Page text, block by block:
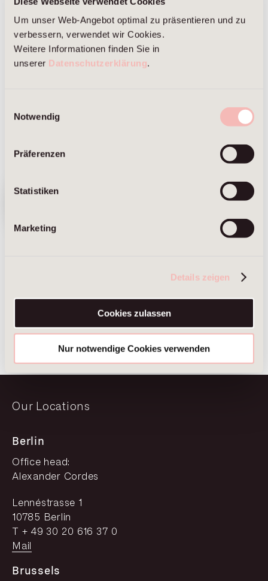
Um unser Web-Angebot optimal zu präsentieren und zu
verbessern, verwendet wir Cookies.
Weitere Informationen finden Sie in
unserer Datenschutzerklärung.
Notwendig
Präferenzen
Statistiken
Marketing
Details zeigen
Cookies zulassen
Nur notwendige Cookies verwenden
moved. Visit
Managing Partner
Frankfurt am Main
Our Locations
Berlin
Office head:
Alexander Cordes
Lennéstrasse 1
10785 Berlin
T + 49 30 20 616 37 0
Mail
Brussels